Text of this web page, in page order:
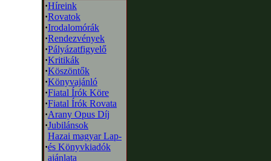
·Híreink
·Rovatok
·Irodalomórák
·Rendezvények
·Pályázatfigyelő
·Kritikák
·Köszöntők
·Könyvajánló
·Fiatal Írók Köre
·Fiatal Írók Rovata
·Arany Opus Díj
·Jubilánsok
·
Hazai magyar Lap-
és Könyvkiadók
ajánlata